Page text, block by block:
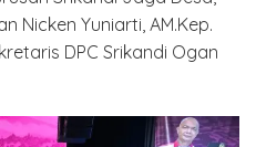
Nicken Yuniarti, AM.Kep.
DPC Srikandi Ogan